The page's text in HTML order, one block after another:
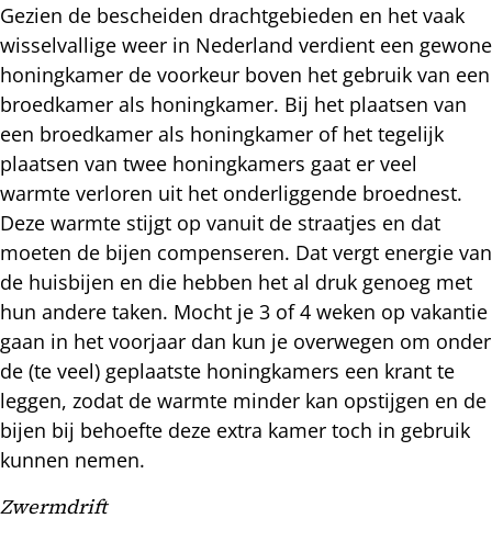
Gezien de bescheiden drachtgebieden en het vaak
wisselvallige weer in Nederland verdient een gewone
honingkamer de voorkeur boven het gebruik van een
broedkamer als honingkamer. Bij het plaatsen van
een broedkamer als honingkamer of het tegelijk
plaatsen van twee honingkamers gaat er veel
warmte verloren uit het onderliggende broednest.
Deze warmte stijgt op vanuit de straatjes en dat
moeten de bijen compenseren. Dat vergt energie van
de huisbijen en die hebben het al druk genoeg met
hun andere taken. Mocht je 3 of 4 weken op vakantie
gaan in het voorjaar dan kun je overwegen om onder
de (te veel) geplaatste honingkamers een krant te
leggen, zodat de warmte minder kan opstijgen en de
bijen bij behoefte deze extra kamer toch in gebruik
kunnen nemen.
Zwermdrift